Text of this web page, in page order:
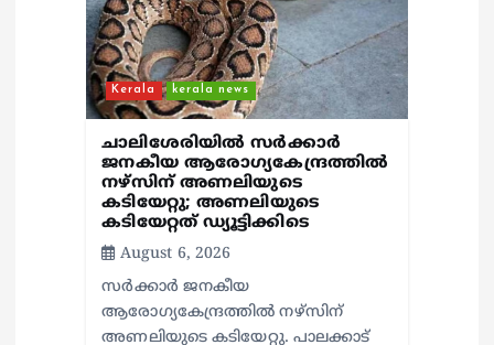
Kerala kerala news
ചാലിശേരിയില്‍ സര്‍ക്കാര്‍
ജനകീയ ആരോഗ്യകേന്ദ്രത്തില്‍
നഴ്സിന് അണലിയുടെ
കടിയേറ്റു; അണലിയുടെ
കടിയേറ്റത് ഡ്യൂട്ടിക്കിടെ
August 6, 2026
സര്‍ക്കാര്‍ ജനകീയ
ആരോഗ്യകേന്ദ്രത്തില്‍ നഴ്സിന്
അണലിയുടെ കടിയേറ്റു. പാലക്കാട്